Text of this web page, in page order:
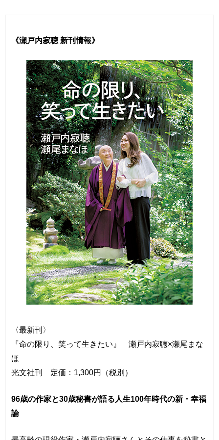
《瀬戸内寂聴 新刊情報》
〈最新刊〉
『命の限り、笑って生きたい』 瀬戸内寂聴×瀬尾まな
ほ
光文社刊 定価：1,300円（税別）
96歳の作家と30歳秘書が語る人生100年時代の新・幸福
論